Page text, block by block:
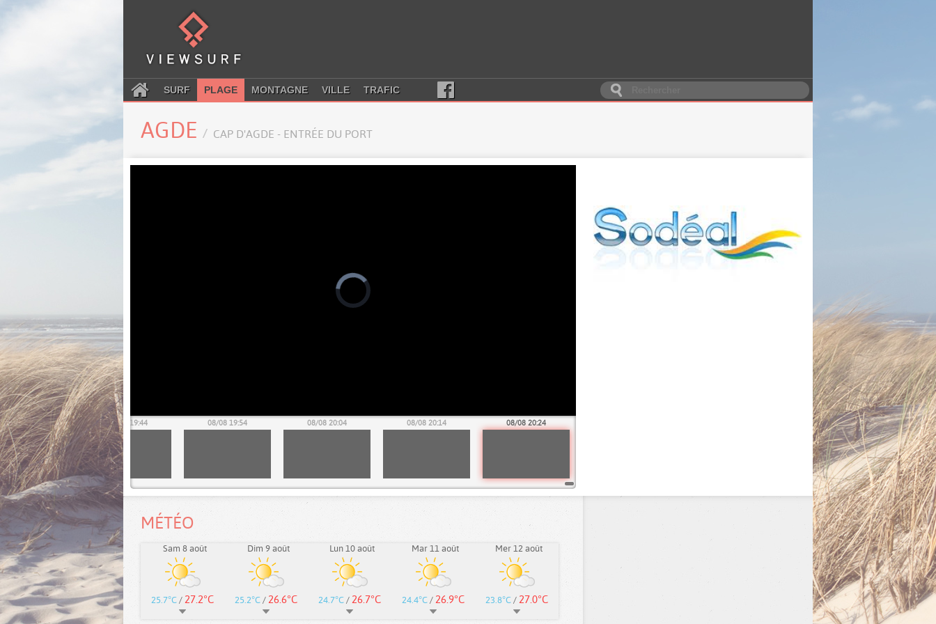
SURF PLAGE MONTAGNE VILLE TRAFIC
AGDE CAP D'AGDE - ENTRÉE DU PORT
08/08 19:34 08/08 19:44 08/08 19:54 08/08 20:04 08/08 20:14 08/08 20:24
MÉTÉO
Sam 8 août
25.7°C / 27.2°C
Dim 9 août
25.2°C / 26.6°C
Lun 10 août
24.7°C / 26.7°C
Mar 11 août
24.4°C / 26.9°C
Mer 12 août
23.8°C / 27.0°C